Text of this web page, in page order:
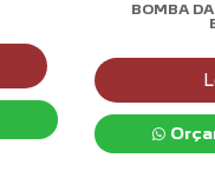
BOMBA